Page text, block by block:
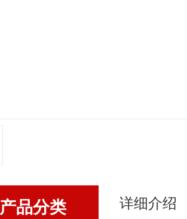
产品分类 详细介绍